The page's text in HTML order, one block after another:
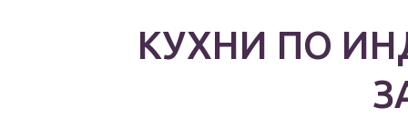
КУХНИ ПО